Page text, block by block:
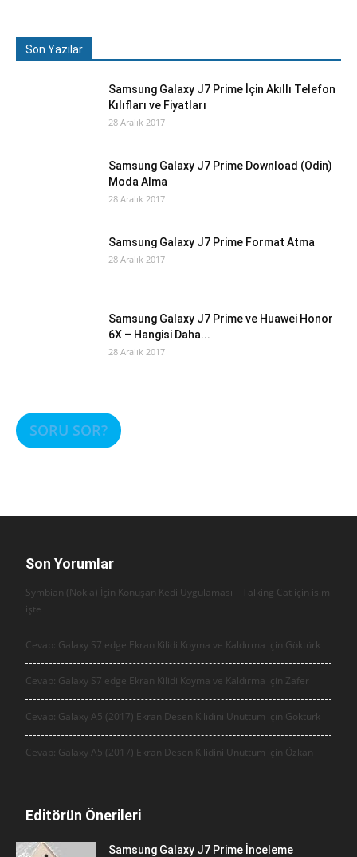
Son Yazılar
Samsung Galaxy J7 Prime İçin Akıllı Telefon
Kılıfları ve Fiyatları
28 Aralık 2017
Samsung Galaxy J7 Prime Download (Odin)
Moda Alma
28 Aralık 2017
Samsung Galaxy J7 Prime Format Atma
28 Aralık 2017
Samsung Galaxy J7 Prime ve Huawei Honor
6X – Hangisi Daha...
28 Aralık 2017
SORU SOR?
Son Yorumlar
Symbian (Nokia) İçin Konuşan Kedi Uygulaması – Talking Cat için isim
işte
Cevap: Galaxy S7 edge Ekran Kilidi Koyma ve Kaldırma için Göktürk
Cevap: Galaxy S7 edge Ekran Kilidi Koyma ve Kaldırma için Zafer
Cevap: Galaxy A5 (2017) Ekran Desen Kilidini Unuttum için Göktürk
Cevap: Galaxy A5 (2017) Ekran Desen Kilidini Unuttum için Özkan
Editörün Önerileri
Samsung Galaxy J7 Prime İnceleme